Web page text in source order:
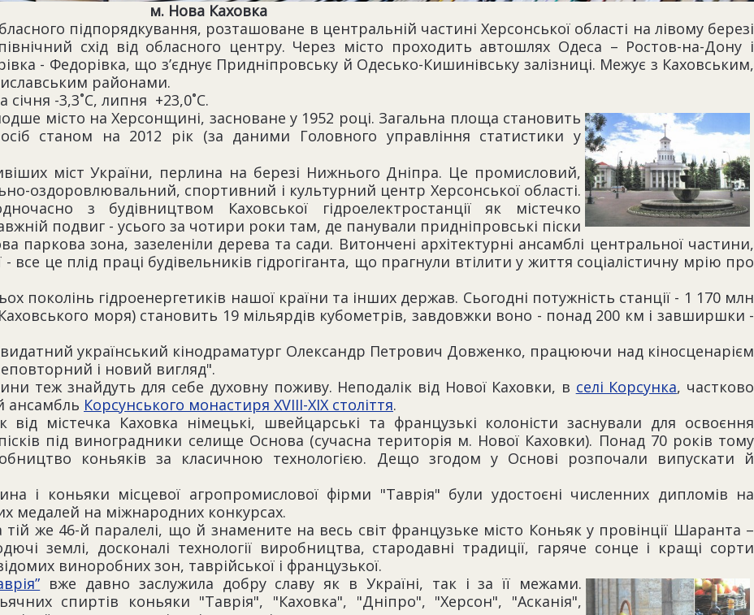
м. Нова Каховка
підпорядкування, розташоване в центральній частині Херсонської області на лівому березі
схід від обласного центру. Через місто проходить автошлях Одеса – Ростов-на-Дону і
- Федорівка, що з’єднує Придніпровську й Одесько-Кишинівську залізниці. Межує з Каховським,
районами.
січня -3,3˚С, липня +23,0˚С.
місто на Херсонщині, засноване у 1952 році. Загальна площа становить
станом на 2012 рік (за даними Головного управління статистики у
міст України, перлина на березі Нижнього Дніпра. Це промисловий,
оздоровлювальний, спортивний і культурний центр Херсонської області.
з будівництвом Каховської гідроелектростанції як містечко
подвиг - усього за чотири роки там, де панували придніпровські піски
паркова зона, зазеленіли дерева та сади. Витончені архітектурні ансамблі центральної частини,
це плід праці будівельників гідрогіганта, що прагнули втілити у життя соціалістичну мрію про
поколінь гідроенергетиків нашої країни та інших держав. Сьогодні потужність станції - 1 170 млн
моря) становить 19 мільярдів кубометрів, завдовжки воно - понад 200 км і завширшки -
український кінодраматург Олександр Петрович Довженко, працюючи над кіносценарієм
і новий вигляд".
теж знайдуть для себе духовну поживу. Неподалік від Нової Каховки, в селі Корсунка, частково
ансамбль Корсунського монастиря ХVIIІ-ХІХ століття.
від містечка Каховка німецькі, швейцарські та французькі колоністи заснували для освоєння
під виноградники селище Основа (сучасна територія м. Нової Каховки). Понад 70 років тому
коньяків за класичною технологією. Дещо згодом у Основі розпочали випускати й
і коньяки місцевої агропромислової фірми "Таврія" були удостоєні численних дипломів на
медалей на міжнародних конкурсах.
же 46-й паралелі, що й знамените на весь світ французьке місто Коньяк у провінції Шаранта –
землі, досконалі технології виробництва, стародавні традиції, гаряче сонце і кращі сорти
виноробних зон, таврійської і французької.
вже давно заслужила добру славу як в Україні, так і за її межами.
спиртів коньяки "Таврія", "Каховка", "Дніпро", "Херсон", "Асканія",